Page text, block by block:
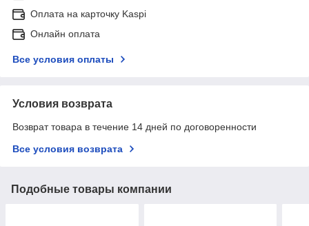
Оплата на карточку Kaspi
Онлайн оплата
Все условия оплаты
Условия возврата
Возврат товара в течение 14 дней по договоренности
Все условия возврата
Подобные товары компании